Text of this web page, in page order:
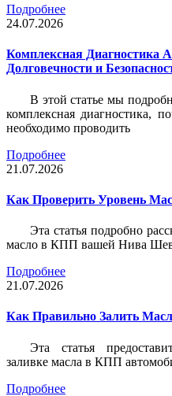
Подробнее
24.07.2026
Комплексная Диагностика
Долговечности и
В этой статье мы
комплексная диагностика,
необходимо проводить
Подробнее
21.07.2026
Как Проверить Уровень
Эта статья подробно
масло в КПП вашей Нива
Подробнее
21.07.2026
Как Правильно Залить
Эта статья
заливке масла в КПП
Подробнее